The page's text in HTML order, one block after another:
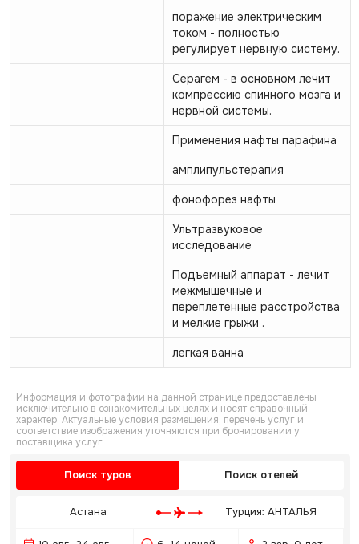
поражение электрическим
током - полностью
регулирует нервную систему.
Серагем - в основном лечит
компрессию спинного мозга и
нервной системы.
Применения нафты парафина
амплипульстерапия
фонофорез нафты
Ультразвуковое
исследование
Подъемный аппарат - лечит
межмышечные и
переплетенные расстройства
и мелкие грыжи .
легкая ванна
Информация и фотографии на данной странице предоставлены
исключительно в ознакомительных целях и носят справочный
характер. Актуальные условия размещения, перечень услуг и
соответствие изображения уточняются при бронировании у
поставщика услуг.
Поиск туров Поиск отелей
Астана Турция: АНТАЛЬЯ